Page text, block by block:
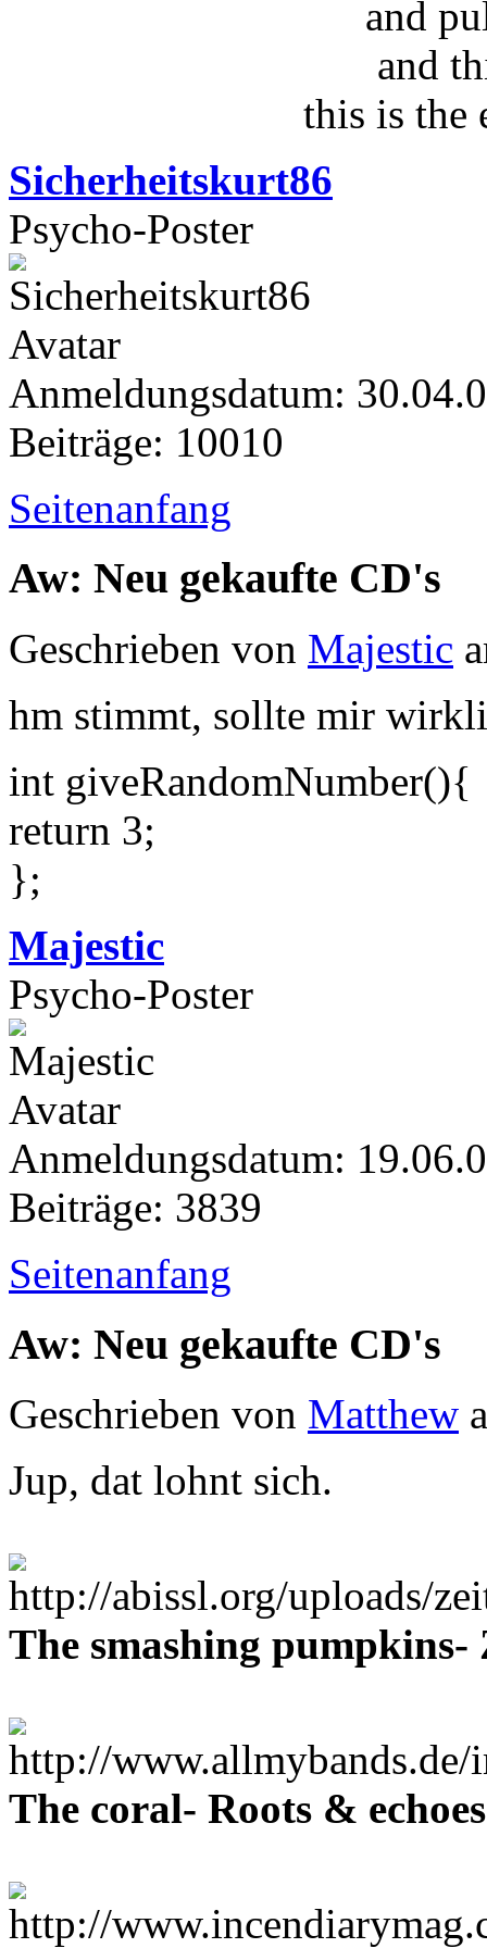
and
and
this is the
Sicherheitskurt86
Psycho-Poster
Anmeldungsdatum:
Beiträge: 10010
Seitenanfang
Aw: Neu gekaufte CD's
Geschrieben von Majestic
hm stimmt, sollte mir
int giveRandomNumber(){
return 3;
};
Majestic
Psycho-Poster
Anmeldungsdatum:
Beiträge: 3839
Seitenanfang
Aw: Neu gekaufte CD's
Geschrieben von Matthew
Jup, dat lohnt sich.
The smashing pumpkins-
The coral- Roots & echoes